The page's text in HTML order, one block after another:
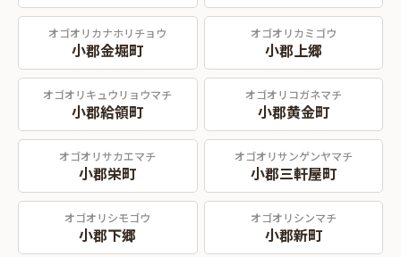
オゴオリカナホリチョウ
小郡金堀町
オゴオリカミゴウ
小郡上郷
オゴオリキュウリョウマチ
小郡給領町
オゴオリコガネマチ
小郡黄金町
オゴオリサカエマチ
小郡栄町
オゴオリサンゲンヤマチ
小郡三軒屋町
オゴオリシモゴウ
小郡下郷
オゴオリシンマチ
小郡新町